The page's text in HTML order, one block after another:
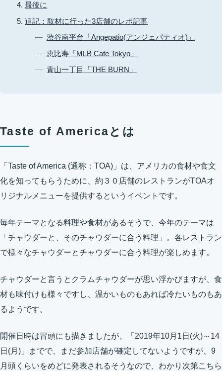
最後に
追記：取材に行った3店舗のレポ記事
渋谷南平台「Angepatio(アンジェパティオ)」
恵比寿「MLB Cafe Tokyo」
青山一丁目「THE BURN」
Taste of Americaとは
「Taste of America (通称：TOA)」は、アメリカの食材や食文
化を知ってもらうために、約３０店舗のレストランがTOAオ
リジナルメニューを提供するというイベントです。
毎年テーマとなる料理や食材があるそうで、今年のテーマは
「チャウダーと、そのチャウダーに合う料理」。各レストラン
で様々なチャウダーとチャウダーに合う料理が楽しめます。
チャウダーと言うとクラムチャウダーが思い浮かびますが、食
材も味付けも様々ですし、温かいものもあれば冷たいものもあ
るようです。
開催日時は冒頭にも描きましたが、「2019年10月1日(火)～14
日(月)」までで、まだ参加店舗が確定してないようですが、9
月頭くらいをめどに発表されるそうなので、わかり次第こちら